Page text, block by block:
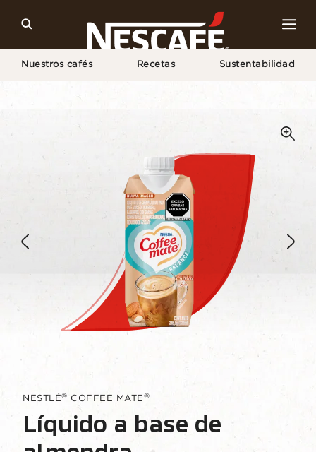
Nuestros cafés Recetas Sustentabilidad
NESTLÉ® COFFEE MATE®
Líquido a base de